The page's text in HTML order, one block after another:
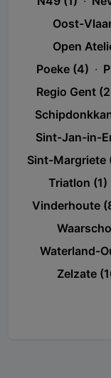
Oost-
Open
Poeke (4) ·
Regio Gent
Sint-Jan-in-
Sint-Margriete
Triatlon (1)
Vinderhoute
Waterland-
Zelzate